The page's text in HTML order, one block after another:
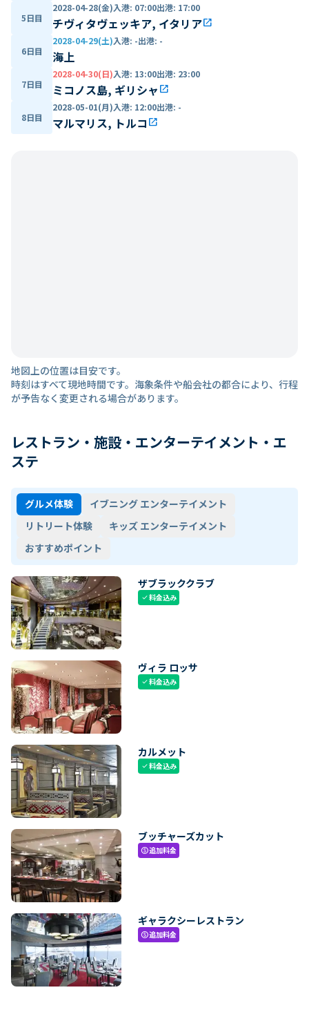
5日目
2028-04-28(金)入港: 07:00出港: 17:00
チヴィタヴェッキア, イタリアopen_in_new
6日目
2028-04-29(土)入港: -出港: -
海上
7日目
2028-04-30(日)入港: 13:00出港: 23:00
ミコノス島, ギリシャ open_in_new
8日目
2028-05-01(月)入港: 12:00出港: -
マルマリス, トルコ open_in_new
地図上の位置は目安です。
時刻はすべて現地時間です。海象条件や船会社の都合により、行程
が予告なく変更される場合があります。
レストラン・施設・エンターテイメント・エ
ステ
グルメ体験
イブニング エンターテイメント
リトリート体験
キッズ エンターテイメント
おすすめポイント
ザブラッククラブ
check料金込み
ヴィラ ロッサ
check料金込み
カルメット
check料金込み
ブッチャーズカット
paid追加料金
ギャラクシーレストラン
paid追加料金